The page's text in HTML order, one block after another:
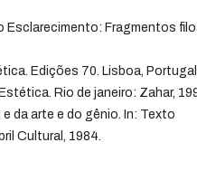
Esclarecimento: Fragmentos
Edições 70. Lisboa,
Rio de janeiro: Zahar,
da arte e do gênio. In: Texto
Cultural, 1984.